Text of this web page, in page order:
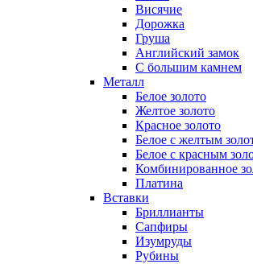
Висячие
Дорожка
Груша
Английский замок
С большим камнем
Металл
Белое золото
Желтое золото
Красное золото
Белое с желтым
Белое с красным
Комбинированное
Платина
Вставки
Бриллианты
Сапфиры
Изумруды
Рубины